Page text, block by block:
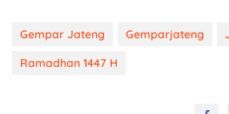
Gempar Jateng Gemparjateng
Ramadhan 1447 H